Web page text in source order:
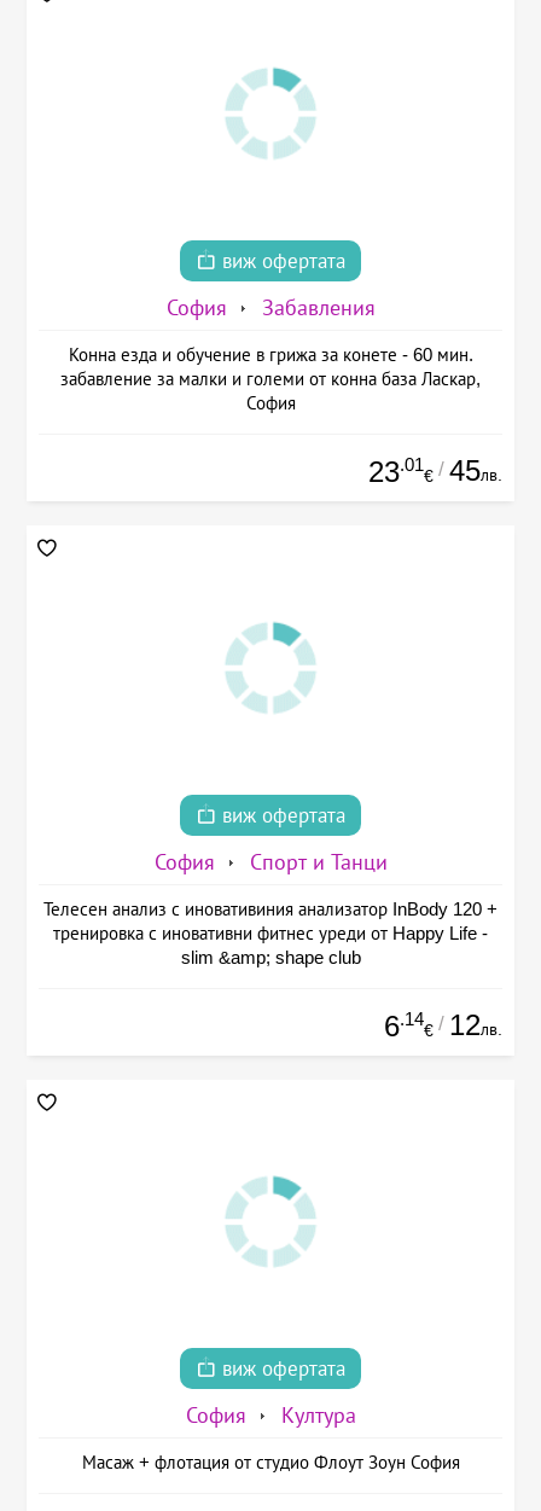
виж офертата
София Забавления
Конна езда и обучение в грижа за конете - 60 мин.
забавление за малки и големи от конна база Ласкар,
София
23.01
€ / 45лв.
виж офертата
София Спорт и Танци
Телесен анализ с иновативиния анализатор InBody 120 +
тренировка с иновативни фитнес уреди от Happy Life -
slim &amp; shape club
6.14
€ / 12лв.
виж офертата
София Култура
Масаж + флотация от студио Флоут Зоун София